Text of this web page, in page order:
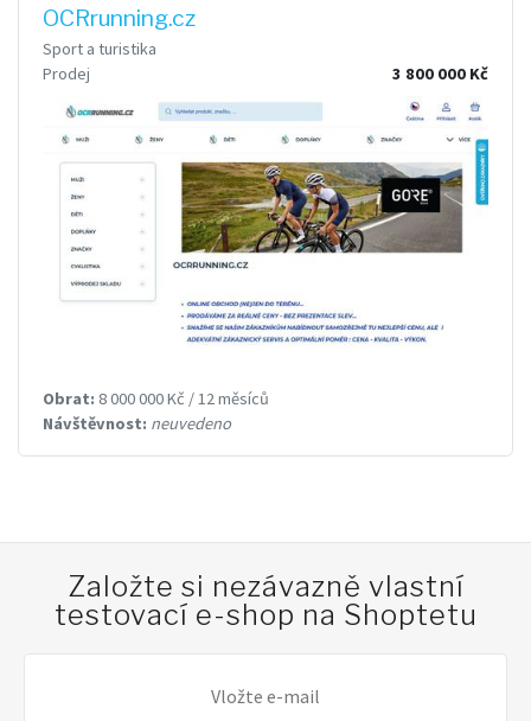
OCRrunning.cz
Sport a turistika
Prodej
3 800 000 Kč
Obrat: 8 000 000 Kč / 12 měsíců
Návštěvnost: neuvedeno
Založte si nezávazně vlastní
testovací e-shop na Shoptetu